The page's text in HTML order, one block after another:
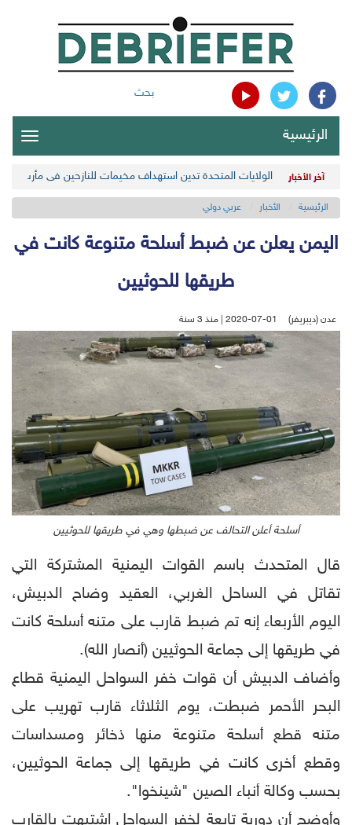
بحث
الرئيسية
آخر الأخبار الولايات المتحدة تدين استهداف مخيمات للنازحين في مأرب
الرئيسية الأخبار عربي دولي
اليمن يعلن عن ضبط أسلحة متنوعة كانت في
طريقها للحوثيين
عدن (ديبريفر) 2020-07-01 | منذ 3 سنة
أسلحة أعلن التحالف عن ضبطها وهي في طريقها للحوثيين
قال المتحدث باسم القوات اليمنية المشتركة التي
تقاتل في الساحل الغربي، العقيد وضاح الدبيش،
اليوم الأربعاء إنه تم ضبط قارب على متنه أسلحة كانت
في طريقها إلى جماعة الحوثيين (أنصار الله).
وأضاف الدبيش أن قوات خفر السواحل اليمنية قطاع
البحر الأحمر ضبطت، يوم الثلاثاء قارب تهريب على
متنه قطع أسلحة متنوعة منها ذخائر ومسداسات
وقطع أخرى كانت في طريقها إلى جماعة الحوثيين،
بحسب وكالة أنباء الصين "شينخوا".
وأوضح أن دورية تابعة لخفر السواحل اشتبهت بالقارب